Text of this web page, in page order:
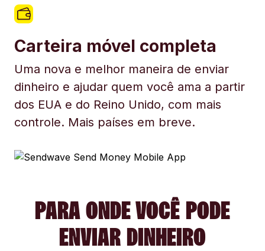
Carteira móvel completa
Uma nova e melhor maneira de enviar
dinheiro e ajudar quem você ama a partir
dos EUA e do Reino Unido, com mais
controle. Mais países em breve.
PARA ONDE VOCÊ PODE
ENVIAR DINHEIRO